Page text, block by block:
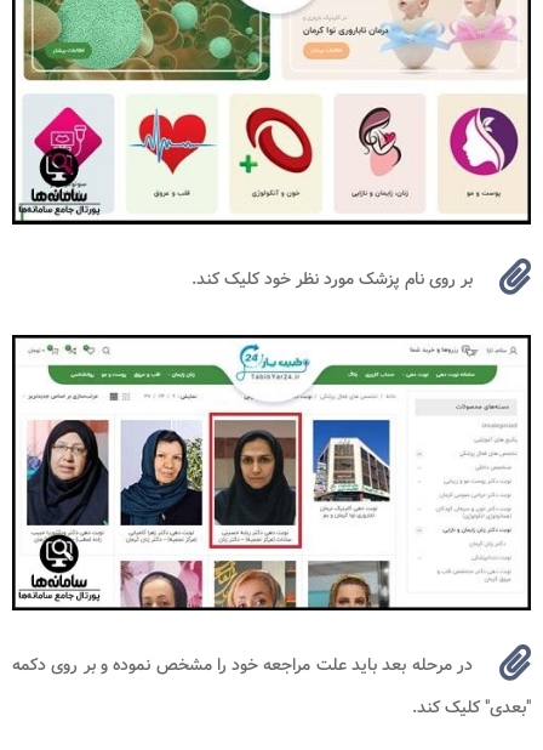
بر روی نام پزشک مورد نظر خود کلیک کند.
در مرحله بعد باید علت مراجعه خود را مشخص نموده و بر روی دکمه
"بعدی" کلیک کند.